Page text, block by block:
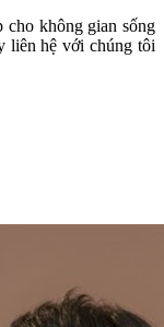
cho không gian sống
liên hệ với chúng tôi